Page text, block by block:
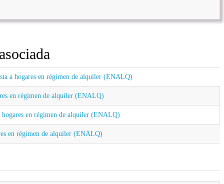
a hogares en régimen de alquiler (ENALQ)
en régimen de alquiler (ENALQ)
en régimen de alquiler (ENALQ)
en régimen de alquiler (ENALQ)